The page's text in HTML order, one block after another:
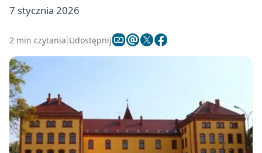
7 stycznia 2026
2 min czytania Udostępnij